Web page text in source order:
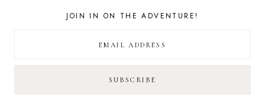
JOIN IN ON THE ADVENTURE!